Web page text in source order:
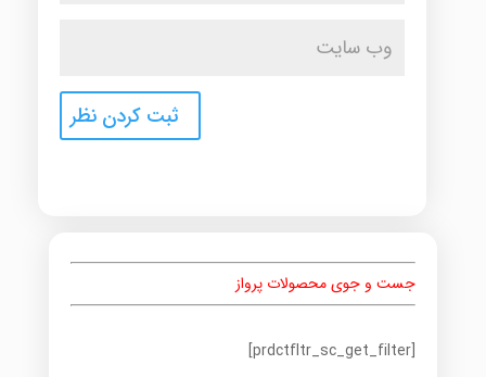
جست و جوی محصولات پرواز
[prdctfltr_sc_get_filter]